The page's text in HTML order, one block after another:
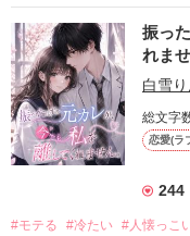
振っ
れま
白雪
総文字
恋愛(ラ
244
#モテる #冷たい #人懐っこ